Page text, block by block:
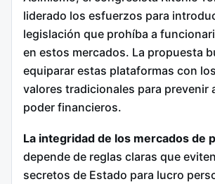
liderado los esfuerzos para
legislación que prohíba a
en estos mercados. La propuesta
equiparar estas plataformas con
valores tradicionales para prevenir
poder financieros.
La integridad de los mercados de
depende de reglas claras que
secretos de Estado para lucro